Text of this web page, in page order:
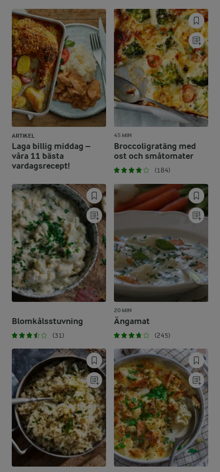
ARTIKEL
Laga billig middag –
våra 11 bästa
vardagsrecept!
45 MIN
Broccoligratäng med
ost och småtomater
(184)
Blomkålsstuvning
(31)
20 MIN
Ängamat
(245)